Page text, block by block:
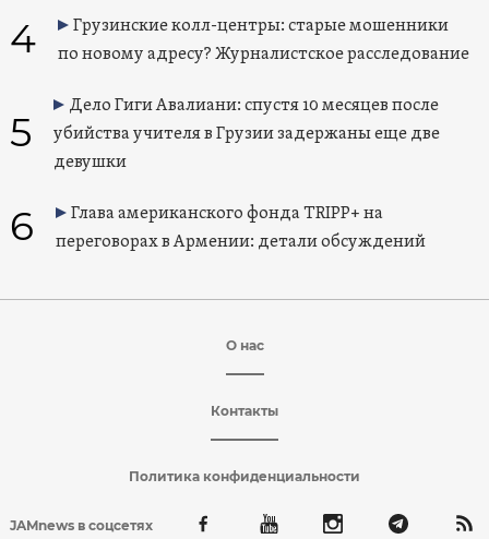
4
Грузинские колл-центры: старые мошенники
по новому адресу? Журналистское расследование
5
Дело Гиги Авалиани: спустя 10 месяцев после
убийства учителя в Грузии задержаны еще две
девушки
6
Глава американского фонда TRIPP+ на
переговорах в Армении: детали обсуждений
О нас
Контакты
Политика конфиденциальности
JAMnews в соцсетях